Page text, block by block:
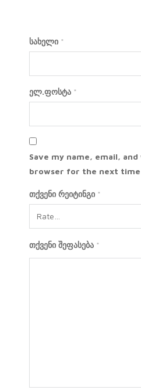
სახელი *
ელ.ფოსტა *
Save my name, email,
browser for the next
თქვენი რეიტინგი *
თქვენი შეფასება *